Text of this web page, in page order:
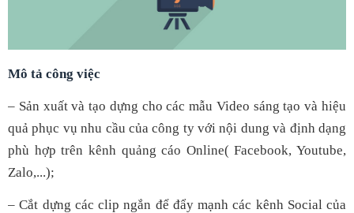
Mô tả công việc
– Sản xuất và tạo dựng cho các mẫu Video sáng tạo và hiệu
quả phục vụ nhu cầu của công ty với nội dung và định dạng
phù hợp trên kênh quảng cáo Online( Facebook, Youtube,
Zalo,...);
– Cắt dựng các clip ngắn để đẩy mạnh các kênh Social của